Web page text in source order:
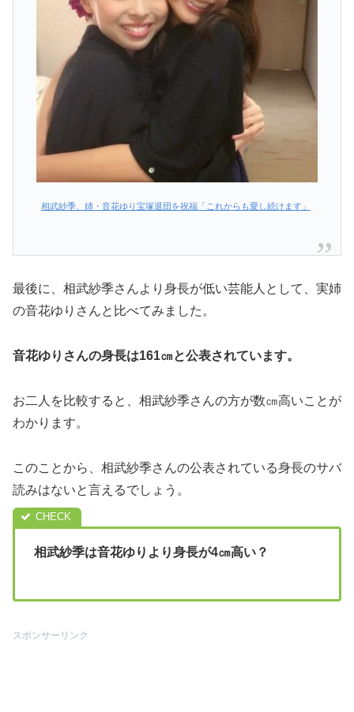
相武紗季、姉・音花ゆり宝塚退団を祝福「これからも愛し続けます」
最後に、相武紗季さんより身長が低い芸能人として、実姉
の音花ゆりさんと比べてみました。
音花ゆりさんの身長は161㎝と公表されています。
お二人を比較すると、相武紗季さんの方が数㎝高いことが
わかります。
このことから、相武紗季さんの公表されている身長のサバ
読みはないと言えるでしょう。
相武紗季は音花ゆりより身長が4㎝高い？
スポンサーリンク